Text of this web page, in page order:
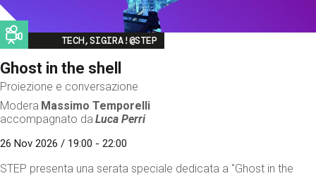
Image
TECH,SIGIRA!@STEP
Ghost in the shell
Proiezione e conversazione
Modera Massimo Temporelli
accompagnato da Luca Perri
26 Nov 2026 / 19:00 - 22:00
STEP presenta una serata speciale dedicata a "Ghost in the